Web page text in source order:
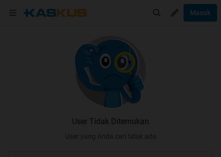
Masuk
User Tidak Ditemukan
User yang Anda cari tidak ada